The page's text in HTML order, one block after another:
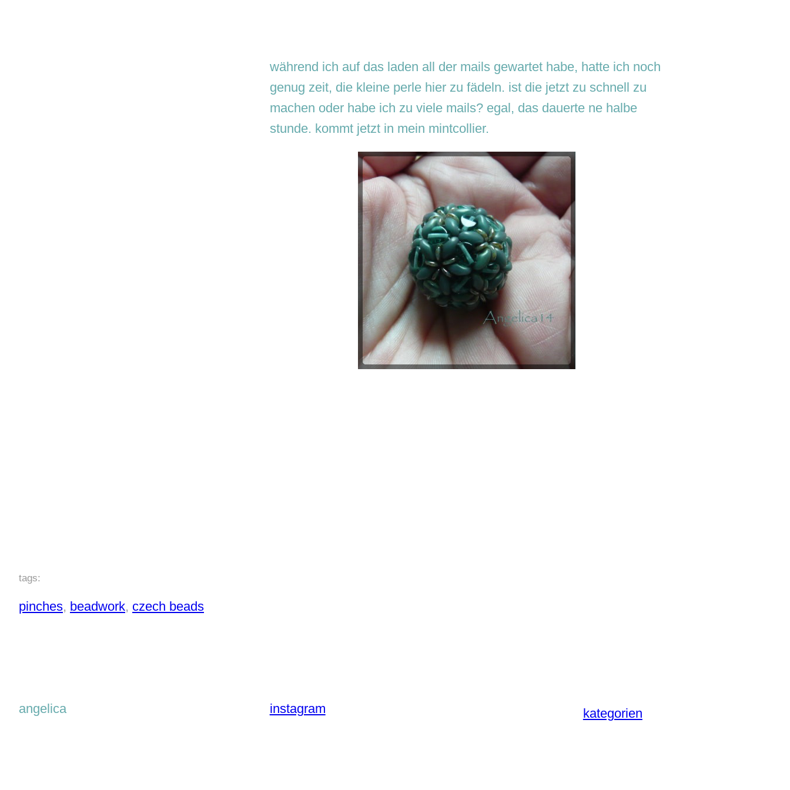
während ich auf das laden all der mails gewartet habe, hatte ich noch
genug zeit, die kleine perle hier zu fädeln. ist die jetzt zu schnell zu
machen oder habe ich zu viele mails? egal, das dauerte ne halbe
stunde. kommt jetzt in mein mintcollier.
tags:
pinches, beadwork, czech beads
angelica instagram
kategorien